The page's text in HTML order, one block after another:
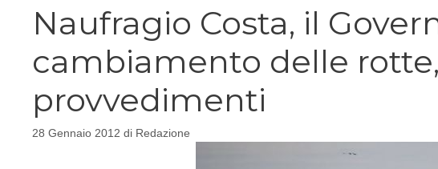
Naufragio Costa, il
cambiamento delle
provvedimenti
28 Gennaio 2012 di Redazione